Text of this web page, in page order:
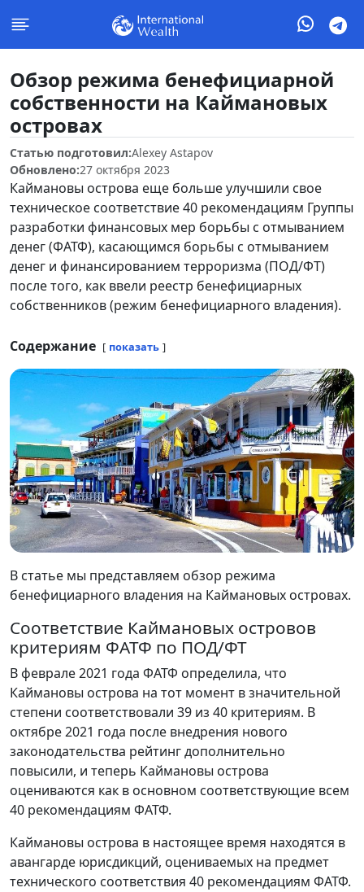
Обзор режима бенефициарной
собственности на Каймановых
островах
Статью подготовил:Alexey Astapov
Обновлено:27 октября 2023
Каймановы острова еще больше улучшили свое
техническое соответствие 40 рекомендациям Группы
разработки финансовых мер борьбы с отмыванием
денег (ФАТФ), касающимся борьбы с отмыванием
денег и финансированием терроризма (ПОД/ФТ)
после того, как ввели реестр бенефициарных
собственников (режим бенефициарного владения).
Содержание показать
В статье мы представляем обзор режима
бенефициарного владения на Каймановых островах.
Соответствие Каймановых островов
критериям ФАТФ по ПОД/ФТ
В феврале 2021 года ФАТФ определила, что
Каймановы острова на тот момент в значительной
степени соответствовали 39 из 40 критериям. В
октябре 2021 года после внедрения нового
законодательства рейтинг дополнительно
повысили, и теперь Каймановы острова
оцениваются как в основном соответствующие всем
40 рекомендациям ФАТФ.
Каймановы острова в настоящее время находятся в
авангарде юрисдикций, оцениваемых на предмет
технического соответствия 40 рекомендациям ФАТФ.